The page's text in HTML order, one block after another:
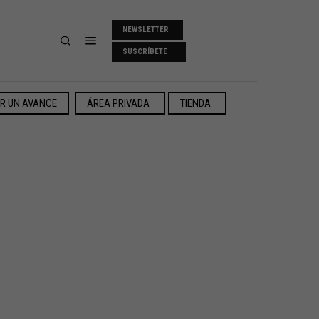
NEWSLETTER
SUSCRÍBETE
UN AVANCE ÁREA PRIVADA TIENDA